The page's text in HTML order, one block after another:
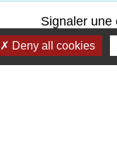
Signaler une
Deny all cookies